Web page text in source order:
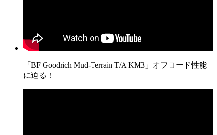
「BF Goodrich Mud-Terrain T/A KM3」オフロード性能
に迫る！